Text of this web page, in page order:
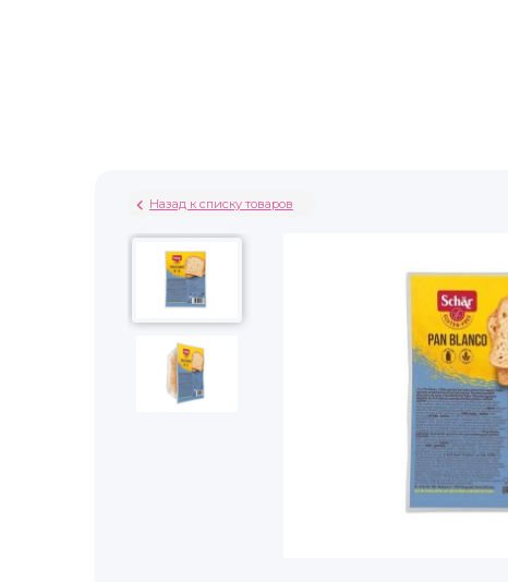
Назад к списку товаров